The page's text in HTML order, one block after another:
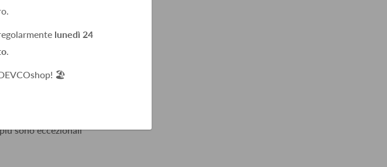
lunedì 24
.
🏖️
sono eccezionali